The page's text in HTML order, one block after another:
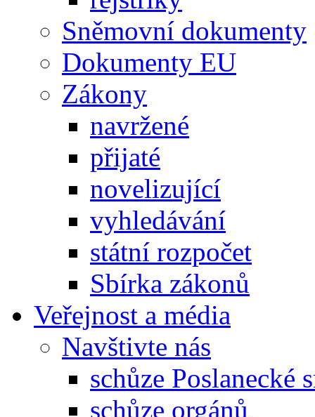
Sněmovní dokumenty
Dokumenty EU
Zákony
navržené
přijaté
novelizující
vyhledávání
státní rozpočet
Sbírka zákonů
Veřejnost a média
Navštivte nás
schůze Poslanecké
schůze orgánů